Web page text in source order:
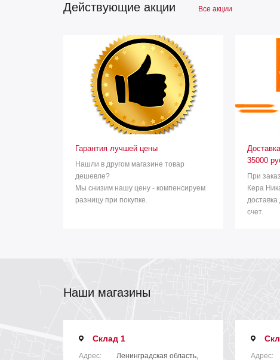
Действующие акции Все акции
Гарантия лучшей цены
Нашли в другом магазине товар
дешевле?
Мы снизим нашу цену - компенсируем
разницу при покупке.
35000
При
Кера
счет.
Наши магазины
Склад 1
Адрес:
Ленинградская область,
Адрес: